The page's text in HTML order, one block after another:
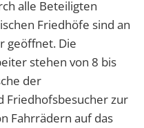
alle Beteiligten
Friedhöfe sind an
geöffnet. Die
stehen von 8 bis
der
Friedhofsbesucher zur
Fahrrädern auf das